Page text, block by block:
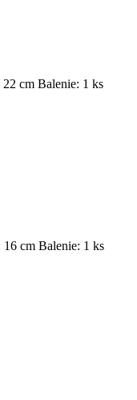
cm Balenie: 1 ks
cm Balenie: 1 ks